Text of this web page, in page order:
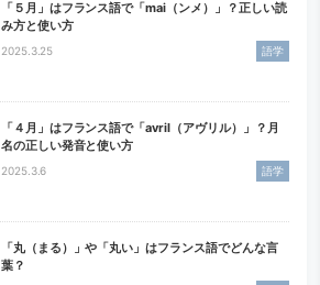
「５月」はフランス語で「mai（ンメ）」？正しい読
み方と使い方
2025.3.25 語学
「４月」はフランス語で「avril（アヴリル）」？月
名の正しい発音と使い方
2025.3.6 語学
「丸（まる）」や「丸い」はフランス語でどんな言
葉？